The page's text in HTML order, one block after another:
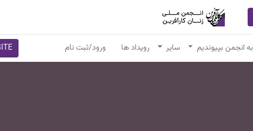
به انجمن بپیوندیم سایر رویداد ها ورود/ثبت نام